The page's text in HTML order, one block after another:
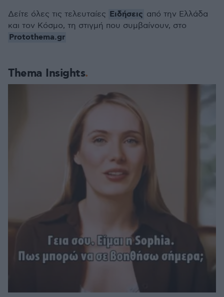
Thema Insights
Δείτε όλες τις τελευταίες Ειδήσεις από την Ελλάδα
και τον Κόσμο, τη στιγμή που συμβαίνουν, στο
Protothema.gr